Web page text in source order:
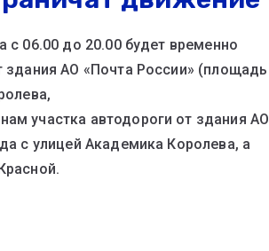
с 06.00 до 20.00 будет временно
здания АО «Почта России» (площадь
участка автодороги от здания АО
с улицей Академика Королева, а